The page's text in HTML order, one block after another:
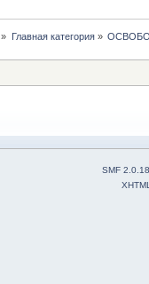
» Главная категория»
SMF 2.0.18